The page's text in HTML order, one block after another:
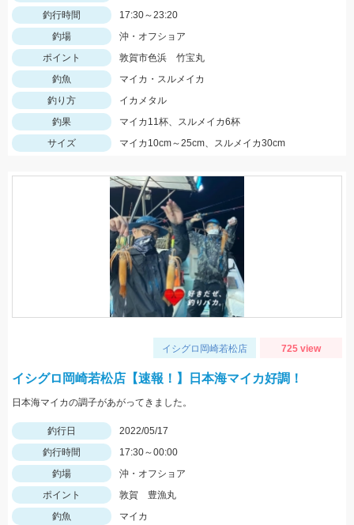
釣行時間
17:30～23:20
釣場
沖・オフショア
ポイント
敦賀市色浜 竹宝丸
釣魚
マイカ・スルメイカ
釣り方
イカメタル
釣果
マイカ11杯、スルメイカ6杯
サイズ
マイカ10cm～25cm、スルメイカ30cm
イシグロ岡崎若松店 725 view
イシグロ岡崎若松店【速報！】日本海マイカ好調！
日本海マイカの調子があがってきました。
釣行日
2022/05/17
釣行時間
17:30～00:00
釣場
沖・オフショア
ポイント
敦賀 豊漁丸
釣魚
マイカ